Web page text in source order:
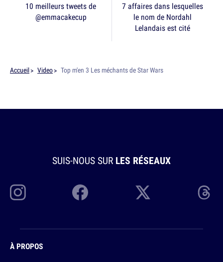
10 meilleurs tweets de
@emmacakecup
7 affaires dans lesquelles
le nom de Nordahl
Lelandais est cité
Accueil Video Top m'en 3 Les méchants de Star Wars
SUIS-NOUS SUR LES RÉSEAUX
À PROPOS